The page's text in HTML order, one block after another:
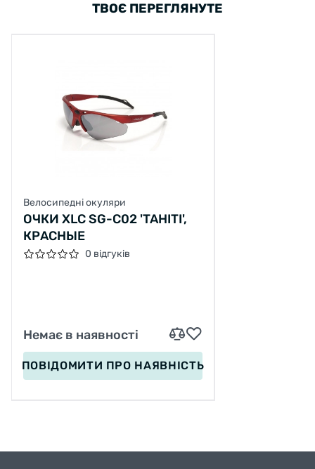
ТВОЄ ПЕРЕГЛЯНУТЕ
Велосипедні окуляри
ОЧКИ XLC SG-C02 'TAHITI',
КРАСНЫЕ
0 відгуків
Немає в наявності
ПОВІДОМИТИ ПРО НАЯВНІСТЬ